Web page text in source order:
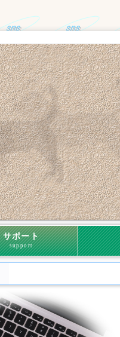
サポート
support